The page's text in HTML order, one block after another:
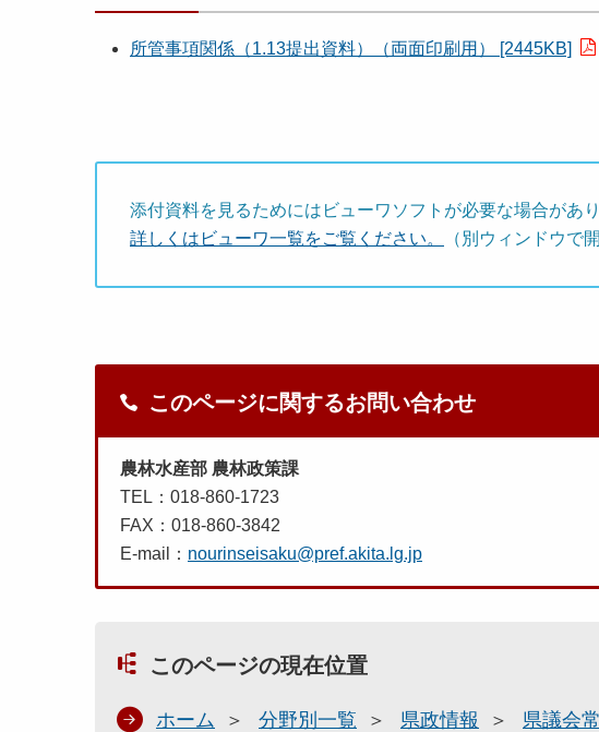
所管事項関係（1.13提出資料）（両面印刷用） [2445KB]
添付資料を見るためにはビューワソフトが必要な場合があり
詳しくはビューワ一覧をご覧ください。
（別ウィンドウで
このページに関するお問い合わせ
農林水産部 農林政策課
TEL：018-860-1723
FAX：018-860-3842
E-mail： nourinseisaku@pref.akita.lg.jp
このページの現在位置
ホーム 分野別一覧 県政情報
県議会